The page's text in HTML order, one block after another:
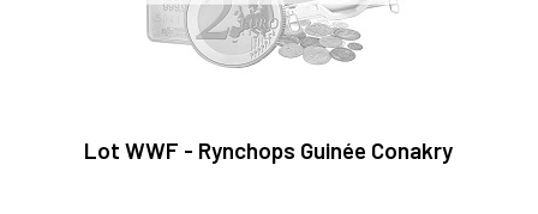
Lot WWF - Rynchops Guinée Conakry